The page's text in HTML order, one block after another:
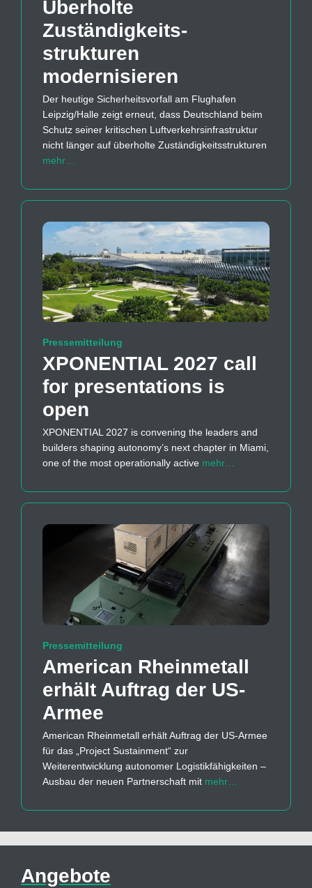
Überholte
Zuständigkeits­
strukturen
modernisieren
Der heutige Sicherheitsvorfall am Flughafen
Leipzig/Halle zeigt erneut, dass Deutschland beim
Schutz seiner kritischen Luftverkehrsinfrastruktur
nicht länger auf überholte Zuständigkeitsstrukturen
mehr…
Pressemitteilung
XPONENTIAL 2027 call
for presentations is
open
XPONENTIAL 2027 is convening the leaders and
builders shaping autonomy’s next chapter in Miami,
one of the most operationally active mehr…
Pressemitteilung
American Rheinmetall
erhält Auftrag der US-
Armee
American Rheinmetall erhält Auftrag der US-Armee
für das „Project Sustainment“ zur
Weiterentwicklung autonomer Logistikfähigkeiten –
Ausbau der neuen Partnerschaft mit mehr…
Angebote